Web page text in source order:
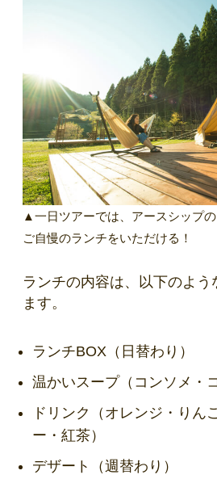
▲一日ツアーでは、アースシップ
ご自慢のランチをいただける！
ランチの内容は、以下のよう
ます。
ランチBOX（日替わり）
温かいスープ（コンソメ・
ドリンク（オレンジ・りん
ー・紅茶）
デザート（週替わり）